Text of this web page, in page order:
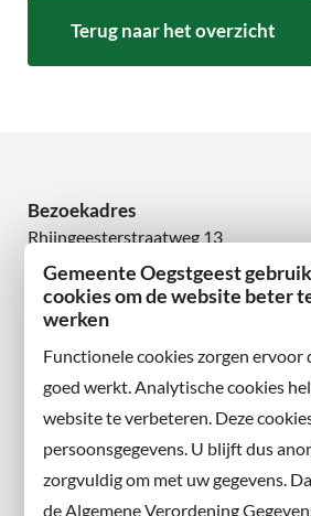
Gemeente Oegstgeest
cookies om de website beter
werken
Functionele cookies zorgen ervoor
goed werkt. Analytische cookies
website te verbeteren. Deze
persoonsgegevens. U blijft dus
zorgvuldig om met uw gegevens.
de Algemene Verordening
Terug naar het overzicht
Bezoekadres
Rhijngeesterstraatweg 13
2342 AN Oegstgeest
Wilt u niets missen?
en volg ons ook op sociale media.
Facebook
X
Instagram